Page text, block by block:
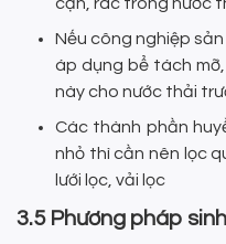
Nếu công nghiệp
áp dụng bể tách
này cho nước thải
Các thành phần
nhỏ thì cần nên lọc
lưới lọc, vải lọc
3.5 Phương pháp